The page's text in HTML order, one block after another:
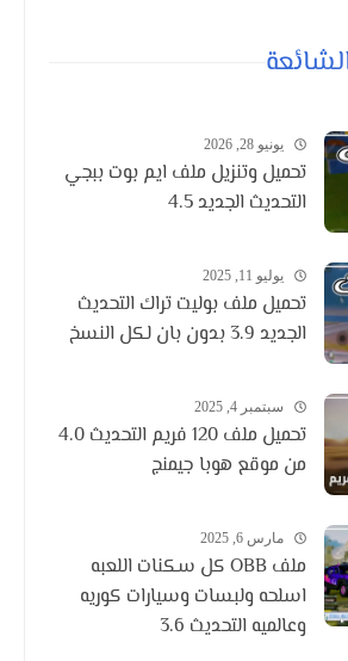
يونيو 28, 2026
تحميل وتنزيل ملف ايم بوت ببجي
التحديث الجديد 4.5
يوليو 11, 2025
تحميل ملف بوليت تراك التحديث
الجديد 3.9 بدون بان لكل النسخ
سبتمبر 4, 2025
تحميل ملف 120 فريم التحديث 4.0
من موقع هوبا جيمنج
مارس 6, 2025
ملف OBB كل سكنات اللعبه
اسلحه ولبسات وسيارات كوريه
وعالميه التحديث 3.6